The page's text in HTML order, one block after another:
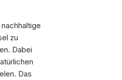
zu
Dabei
Das